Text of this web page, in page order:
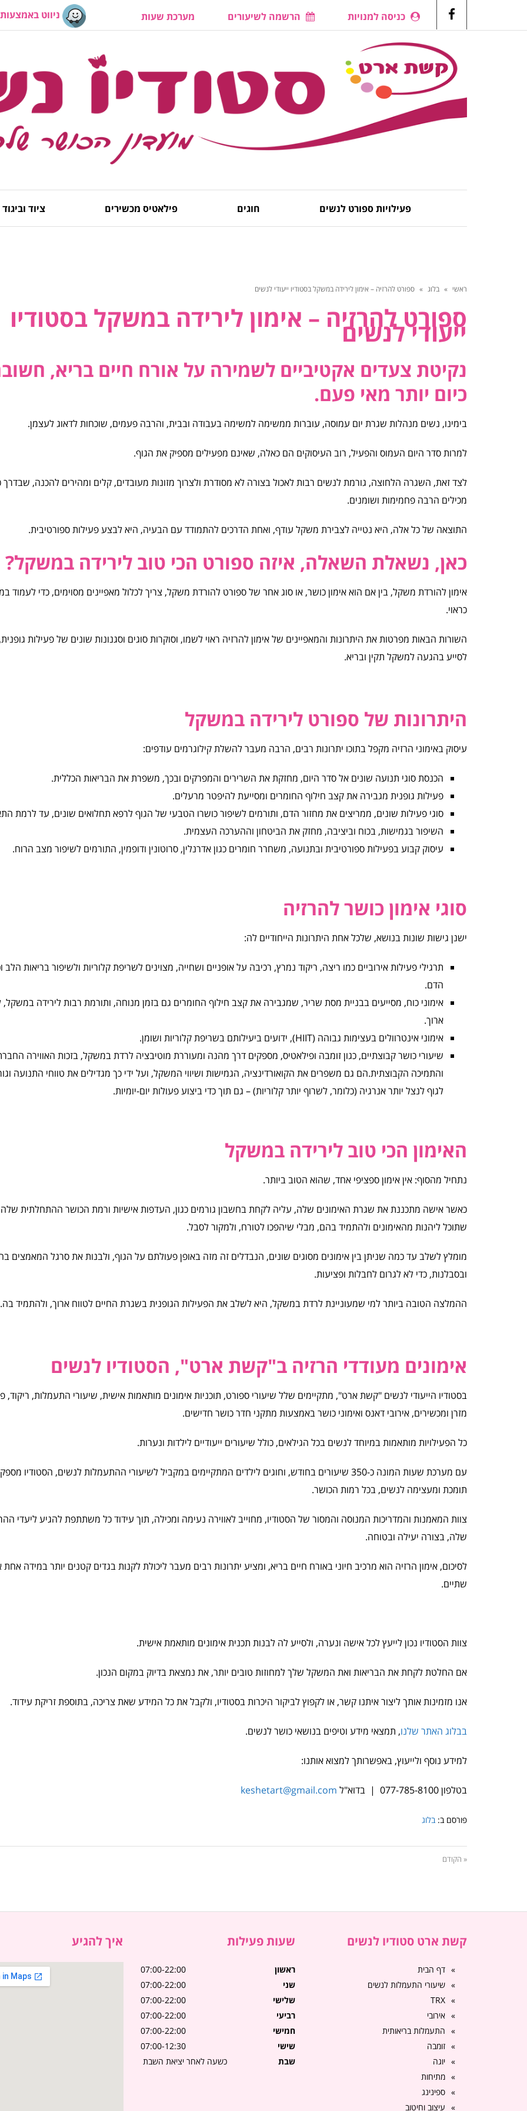
Facebook
כניסה למנויות הרשמה לשיעורים מערכת שעות ניווט
פעילויות ספורט לנשים חוגים פילאטיס מכשירים ציוד
ראשי » בלוג » ספורט להרזיה – אימון לירידה במשקל בסטודיו ייעודי לנשים
ספורט להרזיה – אימון לירידה במשקל בסטודיו
ייעודי לנשים
נקיטת צעדים אקטיביים לשמירה על אורח חיים בריא,
כיום יותר מאי פעם.
בימינו, נשים מנהלות שגרת יום עמוסה, עוברות ממשימה למשימה בעבודה ובבית, והרבה פעמים, שוכחות לדאוג לעצמן.
למרות סדר היום העמוס והפעיל, רוב העיסוקים הם כאלה, שאינם מפעילים מספיק את הגוף.
לצד זאת, השגרה הלחוצה, גורמת לנשים רבות לאכול בצורה לא מסודרת ולצרוך מזונות מעובדים, קלים ומהירים להכנה, שבדרך
מכילים הרבה פחמימות ושומנים.
התוצאה של כל אלה, היא נטייה לצבירת משקל עודף, ואחת הדרכים להתמודד עם הבעיה, היא לבצע פעילות ספורטיבית.
כאן, נשאלת השאלה, איזה ספורט הכי טוב לירידה במשקל?
אימון להורדת משקל, בין אם הוא אימון כושר, או סוג אחר של ספורט להורדת משקל, צריך לכלול מאפיינים מסוימים, כדי לעמוד
כראוי.
השורות הבאות מפרטות את היתרונות והמאפיינים של אימון להרזיה ראוי לשמו, וסוקרות סוגים וסגנונות שונים של פעילות
לסייע בהגעה למשקל תקין ובריא.
היתרונות של ספורט לירידה במשקל
עיסוק באימוני הרזיה מקפל בתוכו יתרונות רבים, הרבה מעבר להשלת קילוגרמים עודפים:
הכנסת סוגי תנועה שונים אל סדר היום, מחזקת את השרירים והמפרקים ובכך, משפרת את הבריאות הכללית.
פעילות גופנית מגבירה את קצב חילוף החומרים ומסייעת להיפטר מרעלים.
סוגי פעילות שונים, ממריצים את מחזור הדם, ותורמים לשיפור כושרו הטבעי של הגוף לרפא תחלואים שונים, עד לרמת
השיפור בגמישות, בכוח וביציבה, מחזק את הביטחון וההערכה העצמית.
עיסוק קבוע בפעילות ספורטיבית ובתנועה, משחרר חומרים כגון אדרנלין, סרוטונין ודופמין, התורמים לשיפור מצב הרוח.
סוגי אימון כושר להרזיה
ישנן גישות שונות בנושא, שלכל אחת היתרונות הייחודיים לה:
תרגילי פעילות אירוביים כמו ריצה, ריקוד נמרץ, רכיבה על אופניים ושחייה, מצוינים לשריפת קלוריות ולשיפור בריאות הלב
הדם.
אימוני כוח, מסייעים בבניית מסת שריר, שמגבירה את קצב חילוף החומרים גם בזמן מנוחה, ותורמת רבות לירידה במשקל,
ארוך.
אימוני אינטרוולים בעצימות גבוהה (HIIT), ידועים ביעילותם בשריפת קלוריות ושומן.
שיעורי כושר קבוצתיים, כגון זומבה ופילאטיס, מספקים דרך מהנה ומעוררת מוטיבציה לרדת במשקל, בזכות האווירה
והתמיכה הקבוצתית.הם גם משפרים את הקואורדינציה, הגמישות ושיווי המשקל, ועל ידי כך מגדילים את טווחי התנועה
לגוף לנצל יותר אנרגיה (כלומר, לשרוף יותר קלוריות) – גם תוך כדי ביצוע פעולות יום-יומיות.
האימון הכי טוב לירידה במשקל
נתחיל מהסוף: אין אימון ספציפי אחד, שהוא הטוב ביותר.
כאשר אישה מתכננת את שגרת האימונים שלה, עליה לקחת בחשבון גורמים כגון, העדפות אישיות ורמת הכושר ההתחלתית
שתוכל ליהנות מהאימונים ולהתמיד בהם, מבלי שיהפכו לטורח, ולמקור לסבל.
מומלץ לשלב עד כמה שניתן בין אימונים מסוגים שונים, הנבדלים זה מזה באופן פעולתם על הגוף, ולבנות את סרגל המאמצים
ובסבלנות, כדי לא לגרום לחבלות ופציעות.
ההמלצה הטובה ביותר למי שמעוניינת לרדת במשקל, היא לשלב את הפעילות הגופנית בשגרת החיים לטווח ארוך, ולהתמיד בה.
אימונים מעודדי הרזיה ב"קשת ארט", הסטודיו לנשים
בסטודיו הייעודי לנשים "קשת ארט", מתקיימים שלל שיעורי ספורט, תוכניות אימונים מותאמות אישית, שיעורי התעמלות, ריקוד,
מזרן ומכשירים, אירובי דאנס ואימוני כושר באמצעות מתקני חדר כושר חדישים.
כל הפעילויות מותאמות במיוחד לנשים בכל הגילאים, כולל שיעורים ייעודיים לילדות ונערות.
עם מערכת שעות המונה כ-350 שיעורים בחודש, וחוגים לילדים המתקיימים במקביל לשיעורי ההתעמלות לנשים, הסטודיו
תומכת ומעצימה לנשים, בכל רמות הכושר.
צוות המאמנות והמדריכות המנוסה והמסור של הסטודיו, מחוייב לאווירה נעימה ומכילה, תוך עידוד כל משתתפת להגיע ליעדי
שלה, בצורה יעילה ובטוחה.
לסיכום, אימון הרזיה הוא מרכיב חיוני באורח חיים בריא, ומציע יתרונות רבים מעבר ליכולת לקנות בגדים קטנים יותר במידה אחת
שתיים.
צוות הסטודיו נכון לייעץ לכל אישה ונערה, ולסייע לה לבנות תכנית אימונים מותאמת אישית.
אם החלטת לקחת את הבריאות ואת המשקל שלך למחוזות טובים יותר, את נמצאת בדיוק במקום הנכון.
אנו מזמינות אותך ליצור איתנו קשר, או לקפוץ לביקור היכרות בסטודיו, ולקבל את כל המידע שאת צריכה, בתוספת זריקת עידוד.
בבלוג האתר שלנו, תמצאי מידע וטיפים בנושאי כושר לנשים.
למידע נוסף ולייעוץ, באפשרותך למצוא אותנו:
בטלפון 077-785-8100 | בדוא"ל keshetart@gmail.com
פורסם ב:בלוג
« הקודם
קשת ארט סטודיו לנשים
דף הבית
שיעורי התעמלות לנשים
TRX
אירובי
התעמלות בריאותית
זומבה
יוגה
מתיחות
ספינינג
עיצוב וחיטוב
שעות פעילות
ראשון
07:00-22:00
שני
07:00-22:00
שלישי
07:00-22:00
רביעי
07:00-22:00
חמישי
07:00-22:00
שישי
07:00-12:30
שבת
כשעה לאחר יציאת השבת
איך להגיע